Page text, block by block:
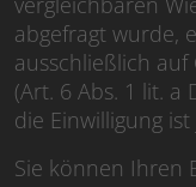
abgefragt wurde,
ausschließlich auf
(Art. 6 Abs. 1 lit. a
die Einwilligung
Sie können Ihren